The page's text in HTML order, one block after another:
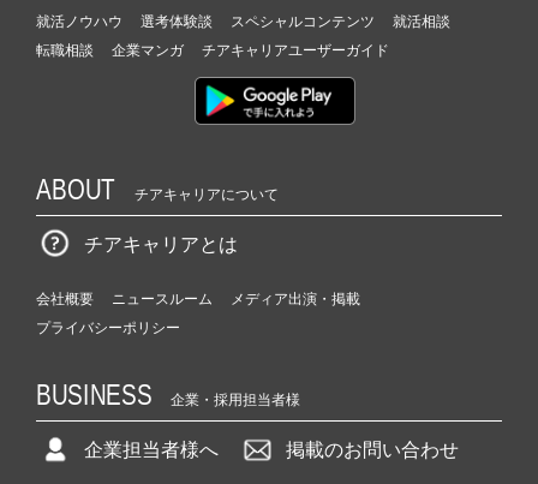
就活ノウハウ 選考体験談 スペシャルコンテンツ
就活相談
転職相談
企業マンガ チアキャリアユーザーガイド
ABOUT チアキャリアについて
チアキャリアとは
会社概要 ニュースルーム
メディア出演・掲載
プライバシーポリシー
BUSINESS 企業・採用担当者様
企業担当者様へ 掲載のお問い合わせ